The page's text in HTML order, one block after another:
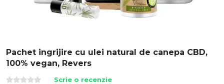
Pachet ingrijire cu ulei natural de canepa CBD,
100% vegan, Revers
Scrie o recenzie